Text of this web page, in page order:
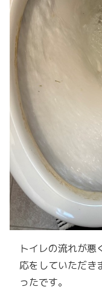
トイレの流れが
応をしていただき
ったです。